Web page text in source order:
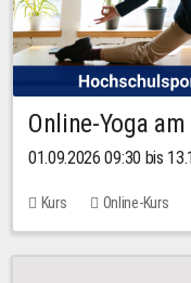
Online-Yoga
01.09.2026 09:30 bis
Kurs Online-Kurs